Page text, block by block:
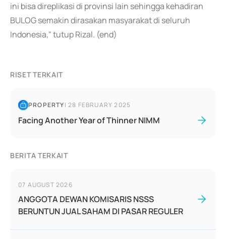
ini bisa direplikasi di provinsi lain sehingga kehadiran
BULOG semakin dirasakan masyarakat di seluruh
Indonesia," tutup Rizal. (end)
RISET TERKAIT
PROPERTY|28 FEBRUARY 2025
Facing Another Year of Thinner NIMM
BERITA TERKAIT
07 AUGUST 2026
ANGGOTA DEWAN KOMISARIS NSSS
BERUNTUN JUAL SAHAM DI PASAR REGULER